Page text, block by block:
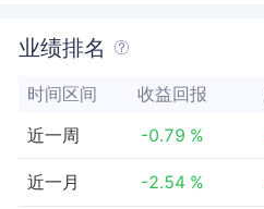
业绩排名
时间区间 收益回报
近一周 -0.79 %
近一月 -2.54 %